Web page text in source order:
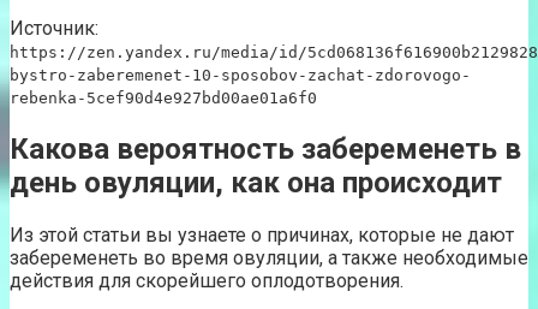
Источник:
https://zen.yandex.ru/media/id/
bystro-zaberemenet-10-sposobov-zachat-zdorovogo-
rebenka-5cef90d4e927bd00ae01a6f0
Какова вероятность забеременеть в
день овуляции, как она происходит
Из этой статьи вы узнаете о причинах, которые не дают
забеременеть во время овуляции, а также необходимые
действия для скорейшего оплодотворения.